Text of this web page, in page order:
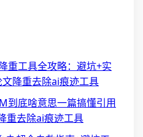
重工具全攻略：避坑+实
降重去除ai痕迹工具
到底啥意思一篇搞懂引用
重去除ai痕迹工具